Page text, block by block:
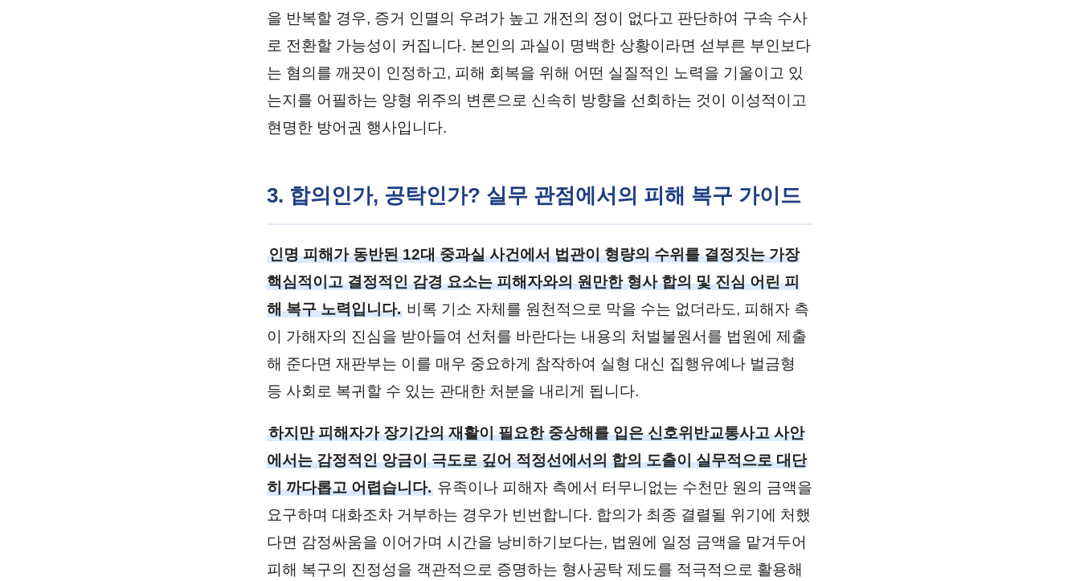
을 반복할 경우, 증거 인멸의 우려가 높고 개전의 정이 없다고 판단하여 구속 수사
로 전환할 가능성이 커집니다. 본인의 과실이 명백한 상황이라면 섣부른 부인보다
는 혐의를 깨끗이 인정하고, 피해 회복을 위해 어떤 실질적인 노력을 기울이고 있
는지를 어필하는 양형 위주의 변론으로 신속히 방향을 선회하는 것이 이성적이고
현명한 방어권 행사입니다.
3. 합의인가, 공탁인가? 실무 관점에서의 피해 복구 가이드
인명 피해가 동반된 12대 중과실 사건에서 법관이 형량의 수위를 결정짓는 가장
핵심적이고 결정적인 감경 요소는 피해자와의 원만한 형사 합의 및 진심 어린 피
해 복구 노력입니다. 비록 기소 자체를 원천적으로 막을 수는 없더라도, 피해자 측
이 가해자의 진심을 받아들여 선처를 바란다는 내용의 처벌불원서를 법원에 제출
해 준다면 재판부는 이를 매우 중요하게 참작하여 실형 대신 집행유예나 벌금형
등 사회로 복귀할 수 있는 관대한 처분을 내리게 됩니다.
하지만 피해자가 장기간의 재활이 필요한 중상해를 입은 신호위반교통사고 사안
에서는 감정적인 앙금이 극도로 깊어 적정선에서의 합의 도출이 실무적으로 대단
히 까다롭고 어렵습니다. 유족이나 피해자 측에서 터무니없는 수천만 원의 금액을
요구하며 대화조차 거부하는 경우가 빈번합니다. 합의가 최종 결렬될 위기에 처했
다면 감정싸움을 이어가며 시간을 낭비하기보다는, 법원에 일정 금액을 맡겨두어
피해 복구의 진정성을 객관적으로 증명하는 형사공탁 제도를 적극적으로 활용해